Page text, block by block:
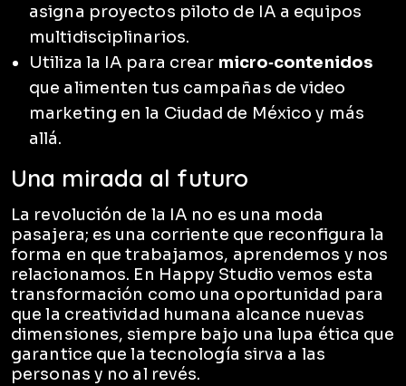
asigna proyectos piloto de IA a equipos
multidisciplinarios.
Utiliza la IA para crear micro‑contenidos
que alimenten tus campañas de video
marketing en la Ciudad de México y más
allá.
Una mirada al futuro
La revolución de la IA no es una moda
pasajera; es una corriente que reconfigura la
forma en que trabajamos, aprendemos y nos
relacionamos. En Happy Studio vemos esta
transformación como una oportunidad para
que la creatividad humana alcance nuevas
dimensiones, siempre bajo una lupa ética que
garantice que la tecnología sirva a las
personas y no al revés.